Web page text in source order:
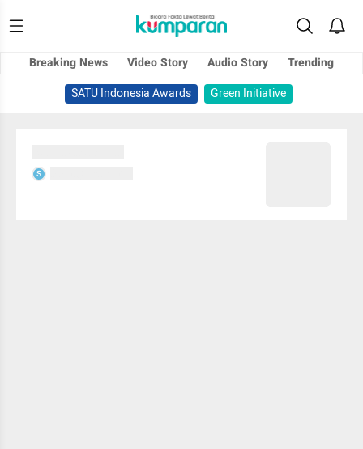
Breaking News Video Story Audio Story
Trending
SATU Indonesia Awards
Green Initiative
S